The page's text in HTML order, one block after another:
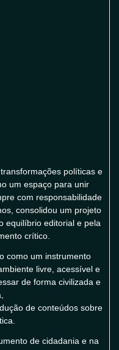
políticas e
um espaço para unir
com responsabilidade
consolidou um projeto
equilíbrio editorial e pela
crítico.
como um instrumento
livre, acessível e
de forma civilizada e
de conteúdos sobre
de cidadania e na